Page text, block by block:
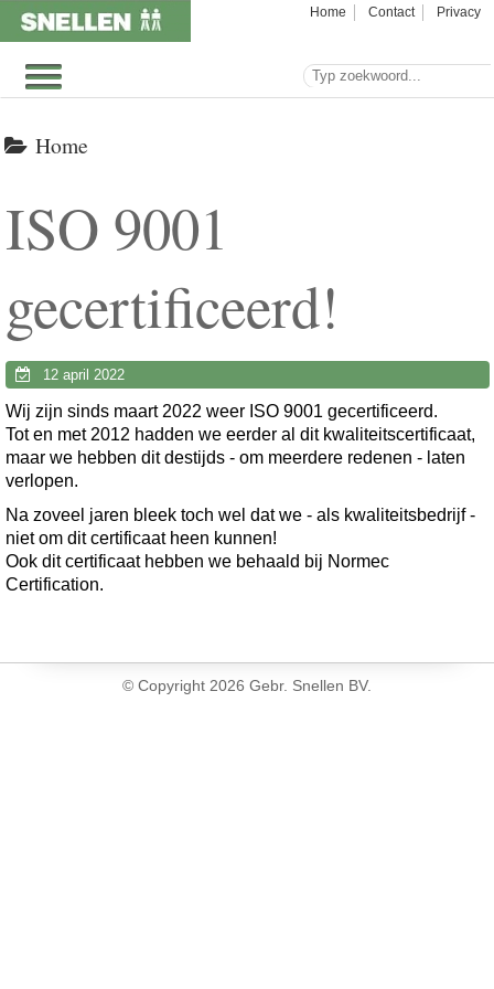
Home Contact Privacy
Home
ISO 9001
gecertificeerd!
12 april 2022
Wij zijn sinds maart 2022 weer ISO 9001 gecertificeerd.
Tot en met 2012 hadden we eerder al dit kwaliteitscertificaat,
maar we hebben dit destijds - om meerdere redenen - laten
verlopen.
Na zoveel jaren bleek toch wel dat we - als kwaliteitsbedrijf -
niet om dit certificaat heen kunnen!
Ook dit certificaat hebben we behaald bij Normec
Certification.
© Copyright 2026 Gebr. Snellen BV.